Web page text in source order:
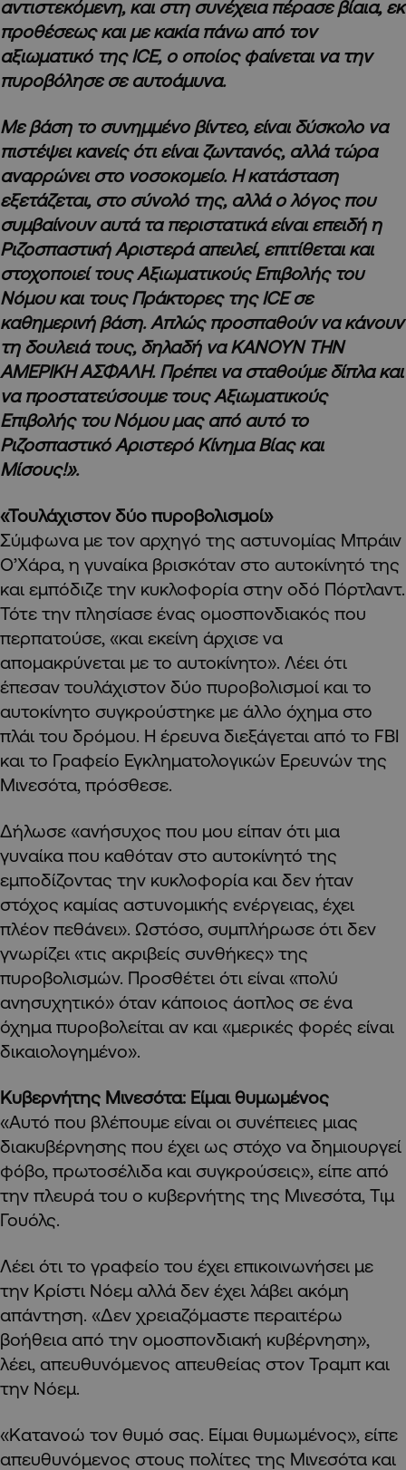
αντιστεκόμενη, και στη συνέχεια πέρασε βίαια, εκ
προθέσεως και με κακία πάνω από τον
αξιωματικό της ICE, ο οποίος φαίνεται να την
πυροβόλησε σε αυτοάμυνα.
Με βάση το συνημμένο βίντεο, είναι δύσκολο να
πιστέψει κανείς ότι είναι ζωντανός, αλλά τώρα
αναρρώνει στο νοσοκομείο. Η κατάσταση
εξετάζεται, στο σύνολό της, αλλά ο λόγος που
συμβαίνουν αυτά τα περιστατικά είναι επειδή η
Ριζοσπαστική Αριστερά απειλεί, επιτίθεται και
στοχοποιεί τους Αξιωματικούς Επιβολής του
Νόμου και τους Πράκτορες της ICE σε
καθημερινή βάση. Απλώς προσπαθούν να κάνουν
τη δουλειά τους, δηλαδή να ΚΑΝΟΥΝ ΤΗΝ
ΑΜΕΡΙΚΗ ΑΣΦΑΛΗ. Πρέπει να σταθούμε δίπλα και
να προστατεύσουμε τους Αξιωματικούς
Επιβολής του Νόμου μας από αυτό το
Ριζοσπαστικό Αριστερό Κίνημα Βίας και
Μίσους!».
«Τουλάχιστον δύο πυροβολισμοί»
Σύμφωνα με τον αρχηγό της αστυνομίας Μπράιν
Ο’Χάρα, η γυναίκα βρισκόταν στο αυτοκίνητό της
και εμπόδιζε την κυκλοφορία στην οδό Πόρτλαντ.
Τότε την πλησίασε ένας ομοσπονδιακός που
περπατούσε, «και εκείνη άρχισε να
απομακρύνεται με το αυτοκίνητο». Λέει ότι
έπεσαν τουλάχιστον δύο πυροβολισμοί και το
αυτοκίνητο συγκρούστηκε με άλλο όχημα στο
πλάι του δρόμου. Η έρευνα διεξάγεται από το FBI
και το Γραφείο Εγκληματολογικών Ερευνών της
Μινεσότα, πρόσθεσε.
Δήλωσε «ανήσυχος που μου είπαν ότι μια
γυναίκα που καθόταν στο αυτοκίνητό της
εμποδίζοντας την κυκλοφορία και δεν ήταν
στόχος καμίας αστυνομικής ενέργειας, έχει
πλέον πεθάνει». Ωστόσο, συμπλήρωσε ότι δεν
γνωρίζει «τις ακριβείς συνθήκες» της
πυροβολισμών. Προσθέτει ότι είναι «πολύ
ανησυχητικό» όταν κάποιος άοπλος σε ένα
όχημα πυροβολείται αν και «μερικές φορές είναι
δικαιολογημένο».
Κυβερνήτης Μινεσότα: Είμαι θυμωμένος
«Αυτό που βλέπουμε είναι οι συνέπειες μιας
διακυβέρνησης που έχει ως στόχο να δημιουργεί
φόβο, πρωτοσέλιδα και συγκρούσεις», είπε από
την πλευρά του ο κυβερνήτης της Μινεσότα, Τιμ
Γουόλς.
Λέει ότι το γραφείο του έχει επικοινωνήσει με
την Κρίστι Νόεμ αλλά δεν έχει λάβει ακόμη
απάντηση. «Δεν χρειαζόμαστε περαιτέρω
βοήθεια από την ομοσπονδιακή κυβέρνηση»,
λέει, απευθυνόμενος απευθείας στον Τραμπ και
την Νόεμ.
«Κατανοώ τον θυμό σας. Είμαι θυμωμένος», είπε
απευθυνόμενος στους πολίτες της Μινεσότα και